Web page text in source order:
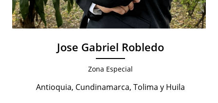
Jose Gabriel Robledo
Zona Especial
Antioquia, Cundinamarca, Tolima y Huila